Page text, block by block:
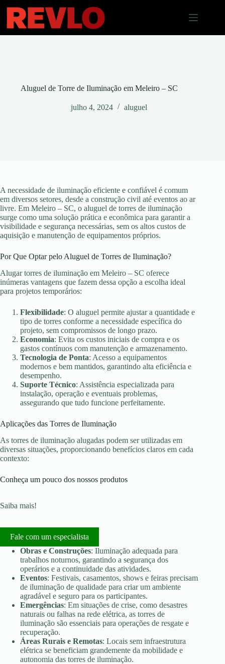
para
conteúdo
Aluguel de Torre de Iluminação em Meleiro – SC
julho 4, 2024 aluguel
A necessidade de iluminação eficiente e confiável é comum
em diversos setores, desde a construção civil até eventos ao ar
livre. Em Meleiro – SC, o aluguel de torres de iluminação
surge como uma solução prática e econômica para garantir a
visibilidade e segurança necessárias, sem os altos custos de
aquisição e manutenção de equipamentos próprios.
Por Que Optar pelo Aluguel de Torres de Iluminação?
Alugar torres de iluminação em Meleiro – SC oferece
inúmeras vantagens que fazem dessa opção a escolha ideal
para projetos temporários:
Flexibilidade: O aluguel permite ajustar a quantidade e
tipo de torres conforme a necessidade específica do
projeto, sem compromissos de longo prazo.
Economia: Evita os custos iniciais de compra e os
gastos contínuos com manutenção e armazenamento.
Tecnologia de Ponta: Acesso a equipamentos
modernos e bem mantidos, garantindo alta eficiência e
desempenho.
Suporte Técnico: Assistência especializada para
instalação, operação e eventuais problemas,
assegurando que tudo funcione perfeitamente.
Aplicações das Torres de Iluminação
As torres de iluminação alugadas podem ser utilizadas em
diversas situações, proporcionando benefícios claros em cada
contexto:
Conheça um pouco dos nossos produtos
Saiba mais!
Fale com um especialista
Obras e Construções: Iluminação adequada para
trabalhos noturnos, garantindo a segurança dos
operários e a continuidade das atividades.
Eventos: Festivais, casamentos, shows e feiras precisam
de iluminação de qualidade para criar um ambiente
agradável e seguro para os participantes.
Emergências: Em situações de crise, como desastres
naturais ou falhas na rede elétrica, as torres de
iluminação são essenciais para operações de resgate e
recuperação.
Áreas Rurais e Remotas: Locais sem infraestrutura
elétrica se beneficiam grandemente da mobilidade e
autonomia das torres de iluminação.